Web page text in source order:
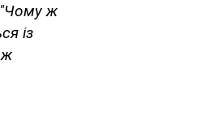
"Чому ж
із